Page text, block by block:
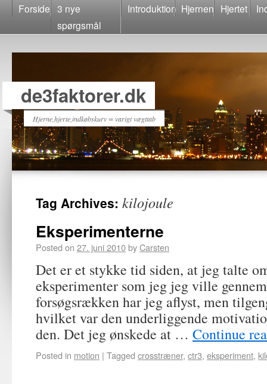
Forside 3 nye
spørgsmål
Introduktion Hjernen Hjertet
de3faktorer.dk
Hjerne,hjerte,indkøbskurv = varigt vægttab
Tag Archives: kilojoule
Eksperimenterne
Posted on 27. juni 2010byCarsten
Det er et stykke tid siden, at jeg talte
eksperimenter som jeg jeg ville
forsøgsrækken har jeg aflyst, men
hvilket var den underliggende
den. Det jeg ønskede at … Continue
Posted in motion | Tagged crosstræner, ctr3, eksperiment,